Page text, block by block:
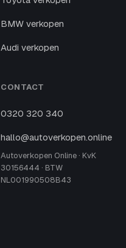
BMW verkopen
Audi verkopen
CONTACT
0320 320 340
hallo@autoverkopen.online
Autoverkopen Online · KvK
30156444 · BTW
NL001990508B43